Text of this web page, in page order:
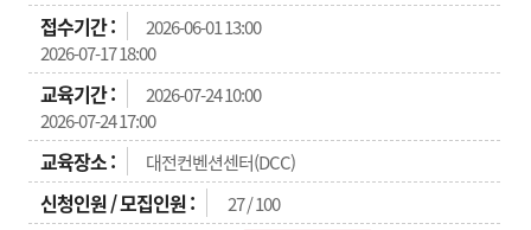
2026-06-01 13:00
2026-07-17 18:00
2026-07-24 10:00
2026-07-24 17:00
대전컨벤션센터(DCC)
27 / 100